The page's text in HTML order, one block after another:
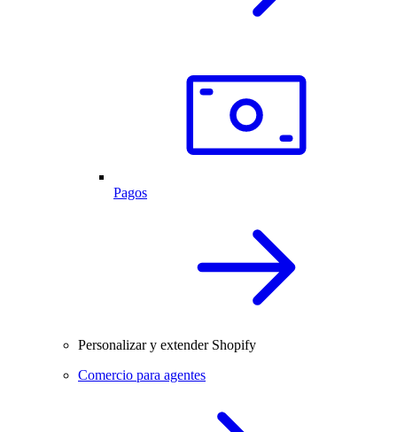
Pagos
Personalizar y extender Shopify
Comercio para agentes